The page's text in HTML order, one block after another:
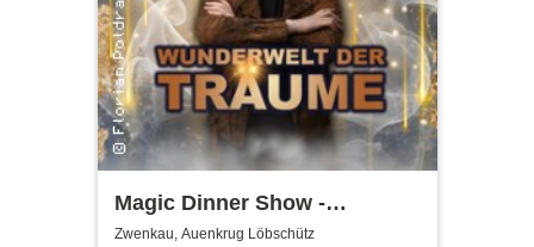
Magic Dinner Show -
WUNDERWELT DER TRÄUME
Zwenkau, Auenkrug Löbschütz